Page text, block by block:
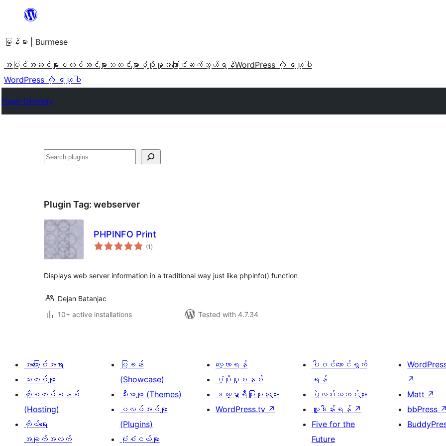
အကြောင်းအရာ
ကျော်သွား
ရန်
မြန်မာ | Burmese
အပြင်အဆင်များ ပလပ်အင်များ သတင်းများ ပံ့ပိုးမှု အကြောင်း ဆက်သွယ်ရန်WordPress ကို ရယူပါ
WordPress ကို ရယူပါ
Plugin Directory
ရှာ
Plugin Tag: webserver
PHPINFO Print
(1 total
ratings
)
Displays web server information in a traditional way just like phpinfo() function
Dejan Batanjac
10+ active installations
Tested with 4.7.34
အကြောင်းအရာ
သတင်းများ
ဟို့စတင်းစနစ်
(Hosting)
ကိုယ်ရေး
အချက်အလက်
ပြခန်း
(Showcase)
သီးမားများ (Themes)
ပလပ်အင်များ
(Plugins)
ပုံစံငယ်များ
လေ့လာရန်
ပံ့ပိုးမှုစနစ်
ဒဏ္ဍာရီပြုစုသူများ
WordPress.tv ↗
ပါဝင်ဆောင်ရွက်
ရန်
ပွဲလမ်းသဘင်များ
လှူဒါန်းရန် ↗
Five for the
Future
↗
Matt ↗
bbPress ↗